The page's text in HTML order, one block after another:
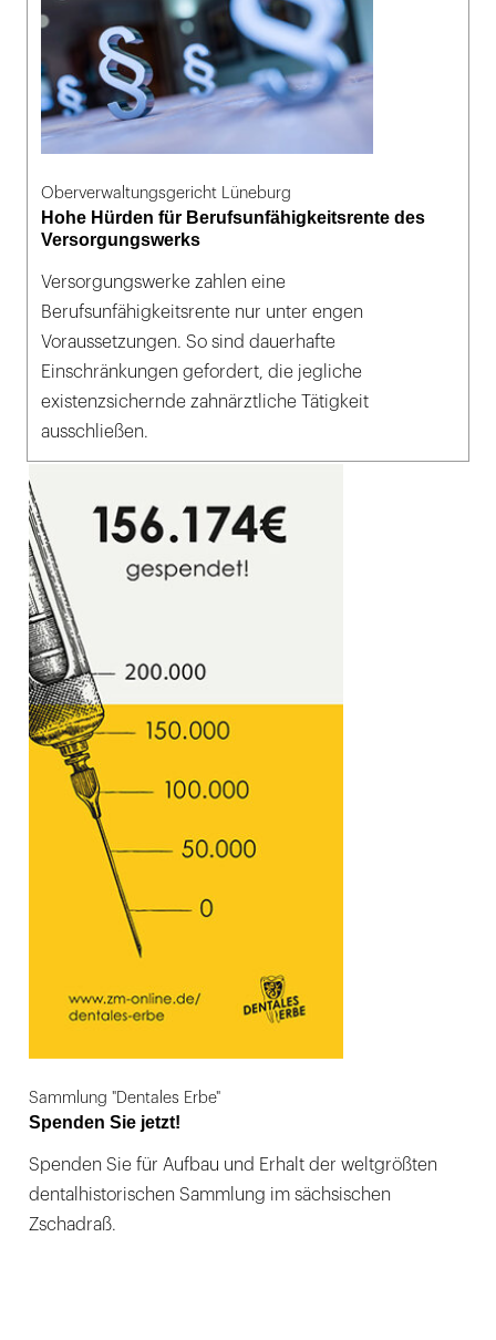
Oberverwaltungsgericht Lüneburg
Hohe Hürden für Berufsunfähigkeitsrente des
Versorgungswerks
Versorgungswerke zahlen eine
Berufsunfähigkeitsrente nur unter engen
Voraussetzungen. So sind dauerhafte
Einschränkungen gefordert, die jegliche
existenzsichernde zahnärztliche Tätigkeit
ausschließen.
Sammlung "Dentales Erbe"
Spenden Sie jetzt!
Spenden Sie für Aufbau und Erhalt der weltgrößten
dentalhistorischen Sammlung im sächsischen
Zschadraß.